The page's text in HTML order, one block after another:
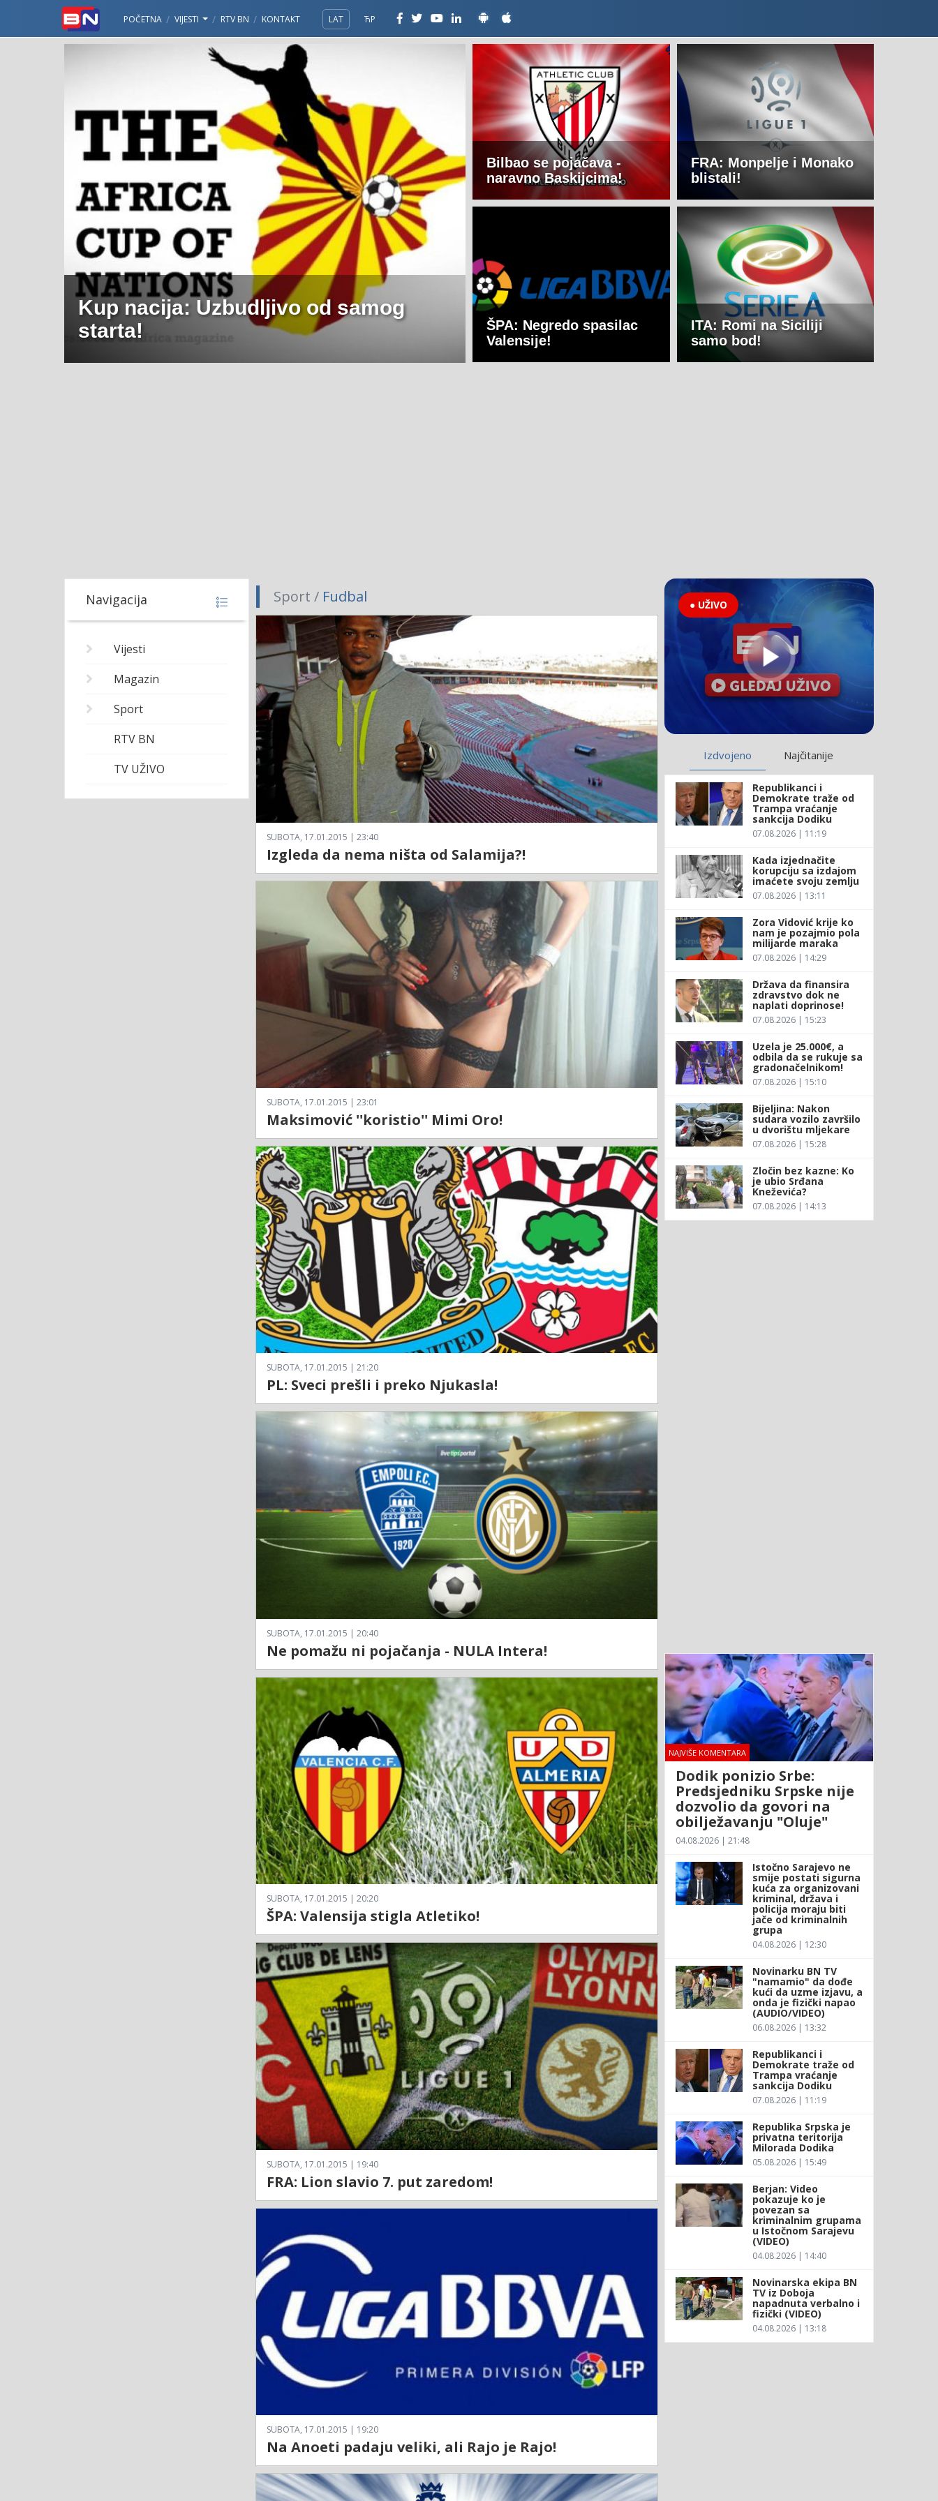
POČETNA VIJESTI RTV BN KONTAKT LAT ЋР
Kup nacija: Uzbudljivo od samog
starta!
Bilbao se pojačava -
naravno Baskijcima!
FRA: Monpelje i Monako
blistali!
ŠPA: Negredo spasilac
Valensije!
ITA: Romi na Siciliji
samo bod!
Navigacija
Vijesti
Magazin
Sport
RTV BN
TV UŽIVO
Sport / Fudbal
SUBOTA, 17.01.2015 | 23:40
Izgleda da nema ništa od Salamija?!
SUBOTA, 17.01.2015 | 23:01
Maksimović ''koristio'' Mimi Oro!
SUBOTA, 17.01.2015 | 21:20
PL: Sveci prešli i preko Njukasla!
SUBOTA, 17.01.2015 | 20:40
Ne pomažu ni pojačanja - NULA Intera!
SUBOTA, 17.01.2015 | 20:20
ŠPA: Valensija stigla Atletiko!
SUBOTA, 17.01.2015 | 19:40
FRA: Lion slavio 7. put zaredom!
SUBOTA, 17.01.2015 | 19:20
Na Anoeti padaju veliki, ali Rajo je Rajo!
● UŽIVO
Izdvojeno Najčitanije
Republikanci i
Demokrate traže od
Trampa vraćanje
sankcija Dodiku
07.08.2026 | 11:19
Kada izjednačite
korupciju sa izdajom
imaćete svoju zemlju
07.08.2026 | 13:11
Zora Vidović krije ko
nam je pozajmio pola
milijarde maraka
07.08.2026 | 14:29
Država da finansira
zdravstvo dok ne
naplati doprinose!
07.08.2026 | 15:23
Uzela je 25.000€, a
odbila da se rukuje sa
gradonačelnikom!
07.08.2026 | 15:10
Bijeljina: Nakon
sudara vozilo završilo
u dvorištu mljekare
07.08.2026 | 15:28
Zločin bez kazne: Ko
je ubio Srđana
Kneževića?
07.08.2026 | 14:13
NAJVIŠE KOMENTARA
Dodik ponizio Srbe:
Predsjedniku Srpske nije
dozvolio da govori na
obilježavanju "Oluje"
04.08.2026 | 21:48
Istočno Sarajevo ne
smije postati sigurna
kuća za organizovani
kriminal, država i
policija moraju biti
jače od kriminalnih
grupa
04.08.2026 | 12:30
Novinarku BN TV
"namamio" da dođe
kući da uzme izjavu, a
onda je fizički napao
(AUDIO/VIDEO)
06.08.2026 | 13:32
Republikanci i
Demokrate traže od
Trampa vraćanje
sankcija Dodiku
07.08.2026 | 11:19
Republika Srpska je
privatna teritorija
Milorada Dodika
05.08.2026 | 15:49
Berjan: Video
pokazuje ko je
povezan sa
kriminalnim grupama
u Istočnom Sarajevu
(VIDEO)
04.08.2026 | 14:40
Novinarska ekipa BN
TV iz Doboja
napadnuta verbalno i
fizički (VIDEO)
04.08.2026 | 13:18